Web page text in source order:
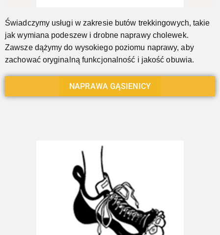
Świadczymy usługi w zakresie butów trekkingowych, takie
jak wymiana podeszew i drobne naprawy cholewek.
Zawsze dążymy do wysokiego poziomu naprawy, aby
zachować oryginalną funkcjonalność i jakość obuwia.
NAPRAWA GĄSIENICY